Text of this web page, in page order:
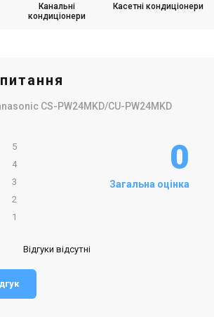
Канальні
кондиціонери
Касетні кондиціонери
CS-PW24MKD/CU-PW24MKD
5
4
3
2
1
0
Загальна оцінка
Відгуки відсутні